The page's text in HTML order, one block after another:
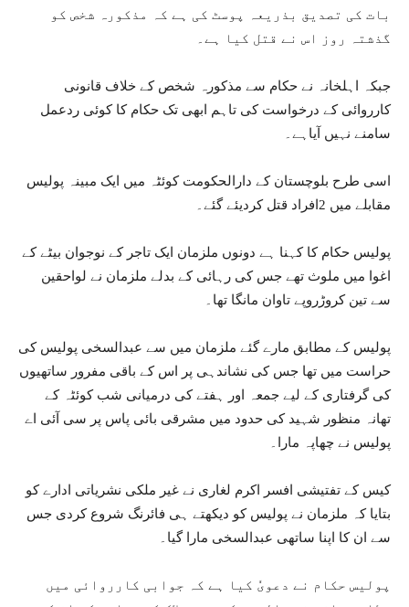
بات کی تصدیق بذریعہ پوسٹ کی ہے کہ مذکورہ شخص کو
گذشتہ روز اس نے قتل کیا ہے۔
جبکہ اہلخانہ نے حکام سے مذکورہ شخص کے خلاف قانونی
کارروائی کے درخواست کی تاہم ابھی تک حکام کا کوئی ردعمل
سامنے نہیں آیاہے۔
اسی طرح بلوچستان کے دارالحکومت کوئٹہ میں ایک مبینہ پولیس
مقابلے میں 2افراد قتل کردیئے گئے۔
پولیس حکام کا کہنا ہے دونوں ملزمان ایک تاجر کے نوجوان بیٹے کے
اغوا میں ملوث تھے جس کی رہائی کے بدلے ملزمان نے لواحقین
سے تین کروڑروپے تاوان مانگا تھا۔
پولیس کے مطابق مارے گئے ملزمان میں سے عبدالسخی پولیس کی
حراست میں تھا جس کی نشاندہی پر اس کے باقی مفرور ساتھیوں
کی گرفتاری کے لیے جمعہ اور ہفتے کی درمیانی شب کوئٹہ کے
تھانہ منظور شہید کی حدود میں مشرقی بائی پاس پر سی آئی اے
پولیس نے چھاپہ مارا۔
کیس کے تفتیشی افسر اکرم لغاری نے غیر ملکی نشریاتی ادارے کو
بتایا کہ ملزمان نے پولیس کو دیکھتے ہی فائرنگ شروع کردی جس
سے ان کا اپنا ساتھی عبدالسخی مارا گیا۔
پولیس حکام نے دعویٗ کیا ہے کہ جوابی کارروائی میں